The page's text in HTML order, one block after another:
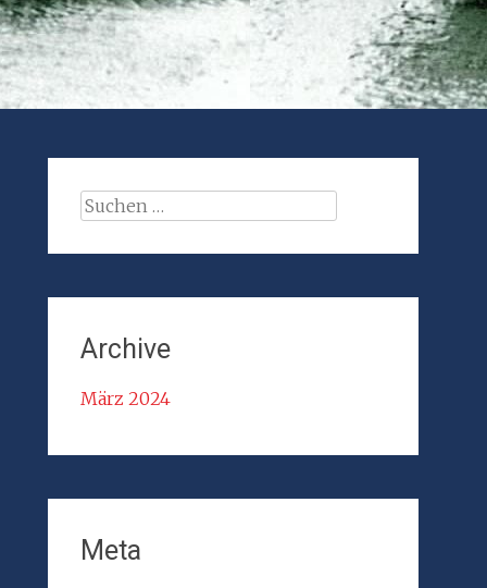
Suche
Archive
März 2024
Meta